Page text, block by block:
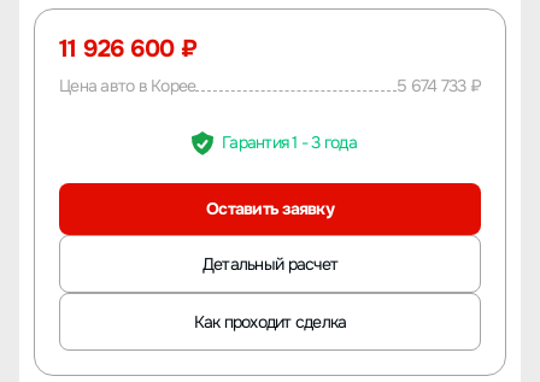
11 926 600 ₽
Цена авто в Корее 5 674 733 ₽
Гарантия 1 - 3 года
Оставить заявку
Детальный расчет
Как проходит сделка